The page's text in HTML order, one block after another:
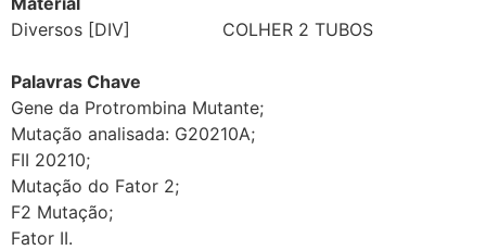
Diversos [DIV] COLHER 2 TUBOS
Palavras Chave
Gene da Protrombina Mutante;
Mutação analisada: G20210A;
FII 20210;
Mutação do Fator 2;
F2 Mutação;
Fator II.